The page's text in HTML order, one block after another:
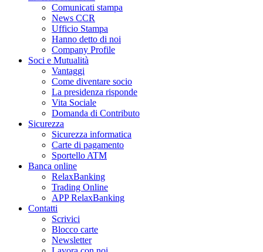
Comunicati stampa
News CCR
Ufficio Stampa
Hanno detto di noi
Company Profile
Soci e Mutualità
Vantaggi
Come diventare socio
La presidenza risponde
Vita Sociale
Domanda di Contributo
Sicurezza
Sicurezza informatica
Carte di pagamento
Sportello ATM
Banca online
RelaxBanking
Trading Online
APP RelaxBanking
Contatti
Scrivici
Blocco carte
Newsletter